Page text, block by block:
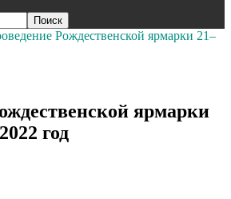
Рождественской ярмарки 21–
ярмарки
год